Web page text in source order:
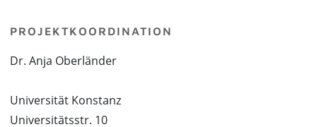
PROJEKTKOORDINATION
Dr. Anja Oberländer
Universität Konstanz
Universitätsstr. 10